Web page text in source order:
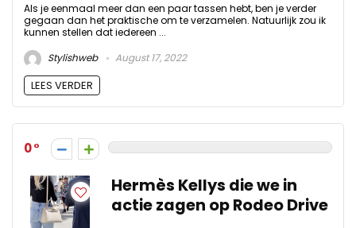
Als je eenmaal meer dan een paar tassen hebt, ben je verder
gegaan dan het praktische om te verzamelen. Natuurlijk zou ik
kunnen stellen dat iedereen ...
Stylishweb
August 17, 2022
LEES VERDER
0
Hermès Kellys die we in
actie zagen op Rodeo Drive